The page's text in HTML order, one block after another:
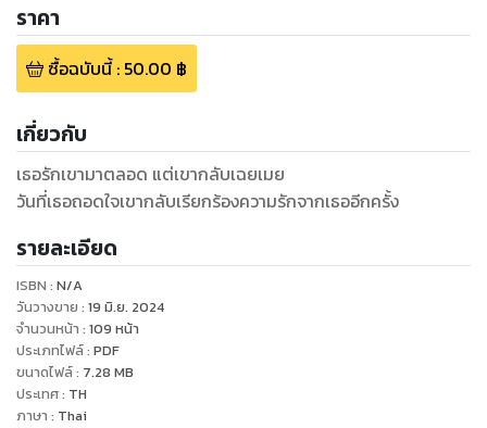
ราคา
ซื้อฉบับนี้: 50.00 ฿
เกี่ยวกับ
เธอรักเขามาตลอด แต่เขากลับเฉยเมย
วันที่เธอถอดใจเขากลับเรียกร้องความรักจากเธออีกครั้ง
รายละเอียด
ISBN : N/A
วันวางขาย : 19 มิ.ย. 2024
จำนวนหน้า : 109 หน้า
ประเภทไฟล์: PDF
ขนาดไฟล์: 7.28 MB
ประเทศ: TH
ภาษา : Thai